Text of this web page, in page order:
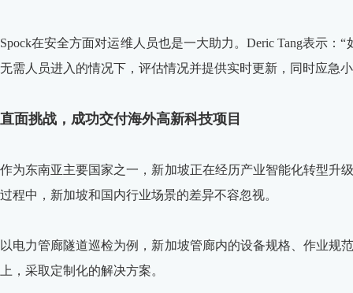
Spock在安全方面对运维人员也是一大助力。Deric Tang表示：
无需人员进入的情况下，评估情况并提供实时更新，同时应急
直面挑战，成功交付海外高新科技项目
作为东南亚主要国家之一，新加坡正在经历产业智能化转型升
过程中，新加坡和国内行业场景的差异不容忽视。
以电力管廊隧道巡检为例，新加坡管廊内的设备规格、作业规
上，采取定制化的解决方案。